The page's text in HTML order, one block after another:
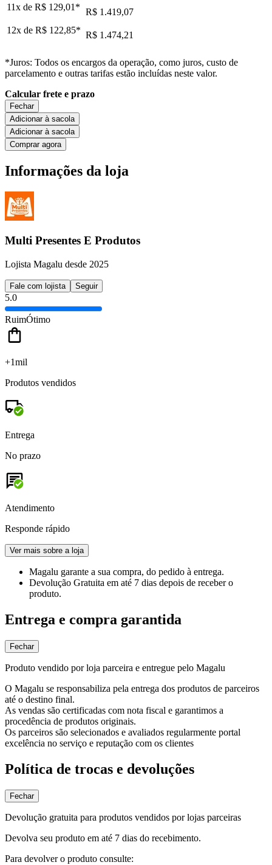
11x de R$ 129,01 * R$ 1.419,07
12x de R$ 122,85* R$ 1.474,21
*Juros: Todos os encargos da operação, como juros, custo de
parcelamento e outras tarifas estão incluídas neste valor.
Calcular frete e prazo
Fechar
Adicionar à sacola
Adicionar à sacola
Comprar agora
Informações da loja
Multi Presentes E Produtos
Lojista Magalu desde 2025
Fale com lojista Seguir
5.0
RuimÓtimo
+1mil
Produtos vendidos
Entrega
No prazo
Atendimento
Responde rápido
Ver mais sobre a loja
Magalu garante a sua compra, do pedido à entrega.
Devolução Gratuita em até 7 dias depois de receber o
produto.
Entrega e compra garantida
Fechar
Produto vendido por loja parceira e entregue pelo Magalu
O Magalu se responsabiliza pela entrega dos produtos de parceiros
até o destino final.
As vendas são certificadas com nota fiscal e garantimos a
procedência de produtos originais.
Os parceiros são selecionados e avaliados regularmente portal
excelência no serviço e reputação com os clientes
Política de trocas e devoluções
Fechar
Devolução gratuita para produtos vendidos por lojas parceiras
Devolva seu produto em até 7 dias do recebimento.
Para devolver o produto consulte: